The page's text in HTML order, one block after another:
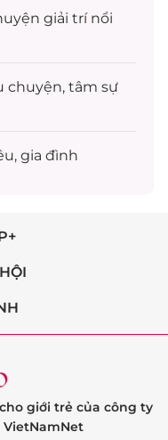
giải trínổi
chuyện, tâm sự
gia đình
giới trẻ của công ty